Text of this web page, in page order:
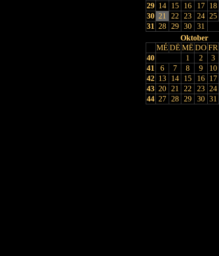
29 14 15 16 17
18
30 21 22 23 24
25
31
28 29 30
31
Oktober
MÉ DË MË DO FR
40
1 2
3
41
6 7 8 9
10
42 13 14 15 16
17
43 20 21 22 23
24
44 27 28 29 30 31